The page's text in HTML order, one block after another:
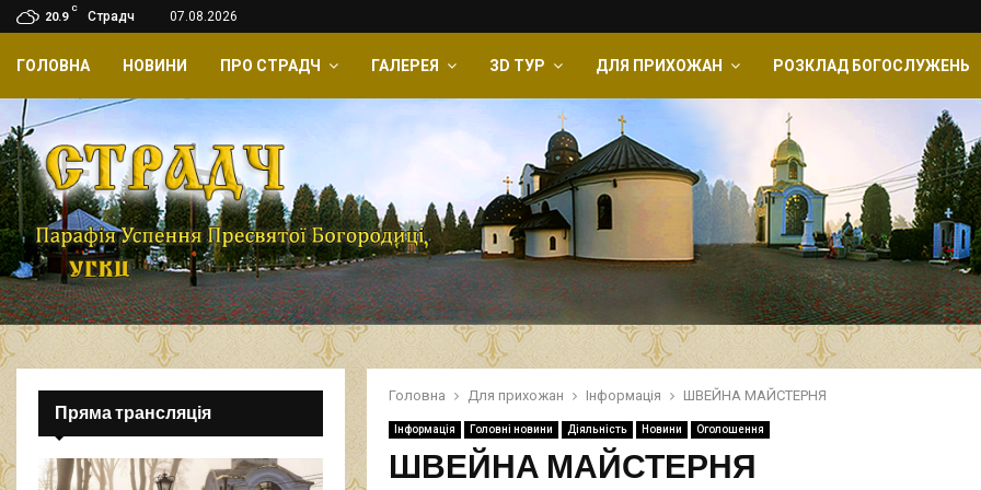
20.9
C
Страдч 07.08.2026
ГОЛОВНА НОВИНИ ПРО СТРАДЧ ГАЛЕРЕЯ ЗD ТУР ДЛЯ ПРИХОЖАН РОЗКЛАД БОГОСЛУЖЕНЬ
Головна Для прихожан Інформація ШВЕЙНА МАЙСТЕРНЯ
Інформація Головні новини Діяльність Новини Оголошення
ШВЕЙНА МАЙСТЕРНЯ
Пряма трансляція